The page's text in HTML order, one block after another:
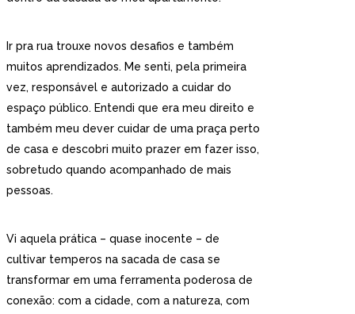
Ir pra rua trouxe novos desafios e também
muitos aprendizados. Me senti, pela primeira
vez, responsável e autorizado a cuidar do
espaço público. Entendi que era meu direito e
também meu dever cuidar de uma praça perto
de casa e descobri muito prazer em fazer isso,
sobretudo quando acompanhado de mais
pessoas.
Vi aquela prática – quase inocente – de
cultivar temperos na sacada de casa se
transformar em uma ferramenta poderosa de
conexão: com a cidade, com a natureza, com